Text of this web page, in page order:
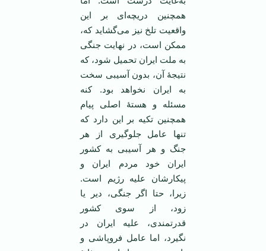
همچنین دریچه‌ای بر این
واقعیت تلخ نیز می‌گشاید که،
ممکن است، در نهایت جنگی
به ملت ایران تحمیل ‌شود، که
نتیجۀ آن، بدون آسیبی سخت
به ایران نخواهد بود. کنه
مسئله و هستۀ اصلی پیام
همچنین تکیه بر این دارد که
تنها عامل جلوگیری از هر
جنگ و هر آسیبی به کشور
ایران خود مردم ایران و
پیکارشان علیه رژیم است.
زیرا، حتا اگر جنگی، دیر یا
زود، از سوی کشور
قدرتمندی، علیه ایران در
نگیرد، اما عامل فروپاشی و